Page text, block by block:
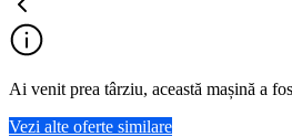
Ai venit prea târziu, această mașină a
Vezi alte oferte similare